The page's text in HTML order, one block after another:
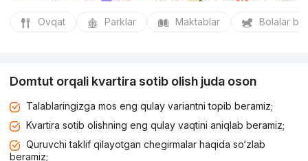
Ovqat Parklar Maktablar Bolalar
Domtut orqali kvartira sotib olish juda oson
Talablaringizga mos eng qulay variantni topib beramiz;
Kvartira sotib olishning eng qulay vaqtini aniqlab beramiz;
Quruvchi taklif qilayotgan chegirmalar haqida so‘zlab
beramiz;